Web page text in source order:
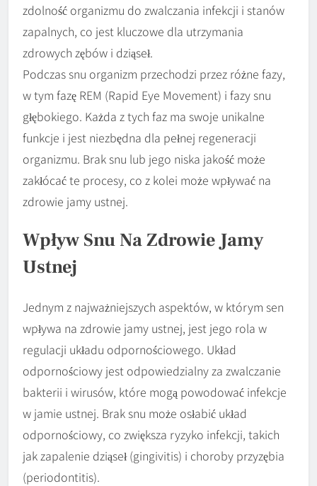
zdolność organizmu do zwalczania infekcji i stanów
zapalnych, co jest kluczowe dla utrzymania
zdrowych zębów i dziąseł.
Podczas snu organizm przechodzi przez różne fazy,
w tym fazę REM (Rapid Eye Movement) i fazy snu
głębokiego. Każda z tych faz ma swoje unikalne
funkcje i jest niezbędna dla pełnej regeneracji
organizmu. Brak snu lub jego niska jakość może
zakłócać te procesy, co z kolei może wpływać na
zdrowie jamy ustnej.
Wpływ Snu Na Zdrowie Jamy
Ustnej
Jednym z najważniejszych aspektów, w którym sen
wpływa na zdrowie jamy ustnej, jest jego rola w
regulacji układu odpornościowego. Układ
odpornościowy jest odpowiedzialny za zwalczanie
bakterii i wirusów, które mogą powodować infekcje
w jamie ustnej. Brak snu może osłabić układ
odpornościowy, co zwiększa ryzyko infekcji, takich
jak zapalenie dziąseł (gingivitis) i choroby przyzębia
(periodontitis).